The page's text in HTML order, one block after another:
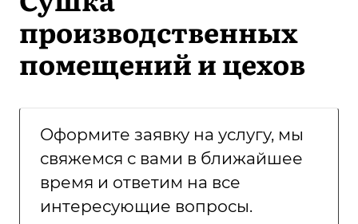
производственных
помещений и цехов
Оформите заявку на услугу, мы
свяжемся с вами в ближайшее
время и ответим на все
интересующие вопросы.